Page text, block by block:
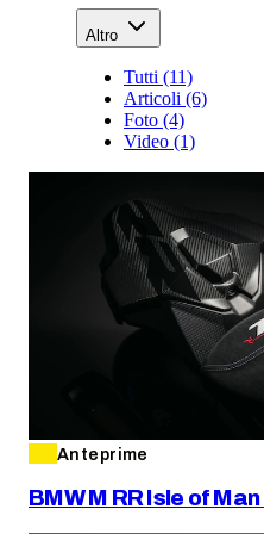
Altro
Tutti (11)
Articoli (6)
Foto (4)
Video (1)
Anteprime
BMW M RR Isle of